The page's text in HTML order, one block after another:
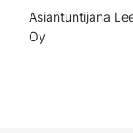
Asiantuntijana
Oy